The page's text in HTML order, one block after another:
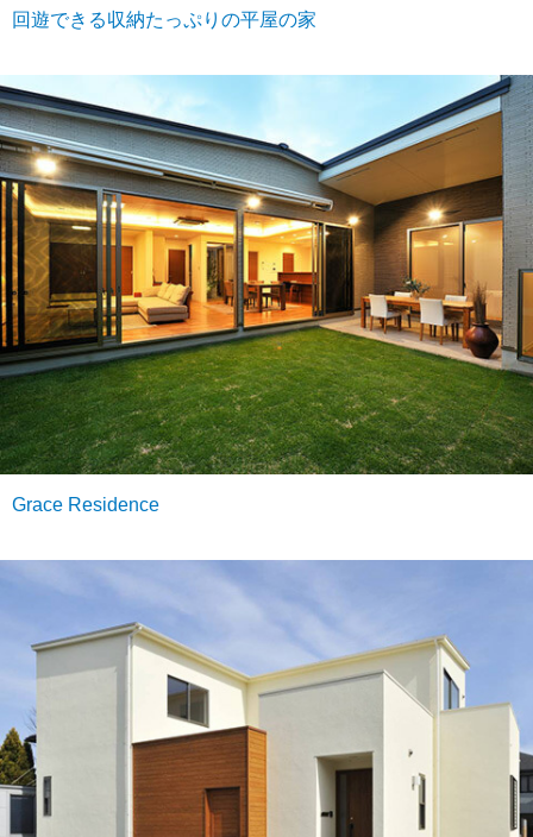
回遊できる収納たっぷりの平屋の家
Grace Residence